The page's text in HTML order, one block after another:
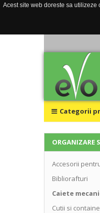
Acest site web doreste sa
Categorii
ORGANIZARE
Accesorii
Bibliorafturi
Caiete
Cutii si